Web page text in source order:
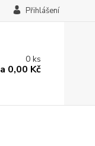
Přihlášení
0ks
0,00 Kč